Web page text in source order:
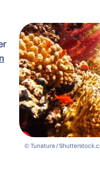
© Tunatura /